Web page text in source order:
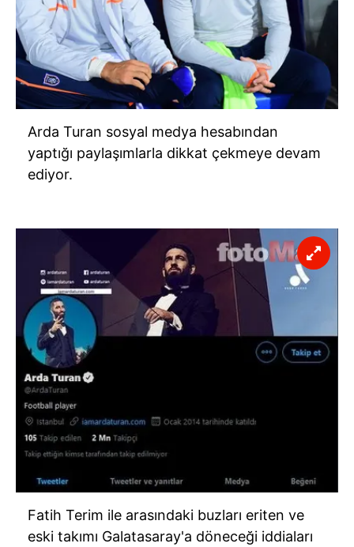
Arda Turan sosyal medya hesabından
yaptığı paylaşımlarla dikkat çekmeye devam
ediyor.
Fatih Terim ile arasındaki buzları eriten ve
eski takımı Galatasaray'a döneceği iddiaları